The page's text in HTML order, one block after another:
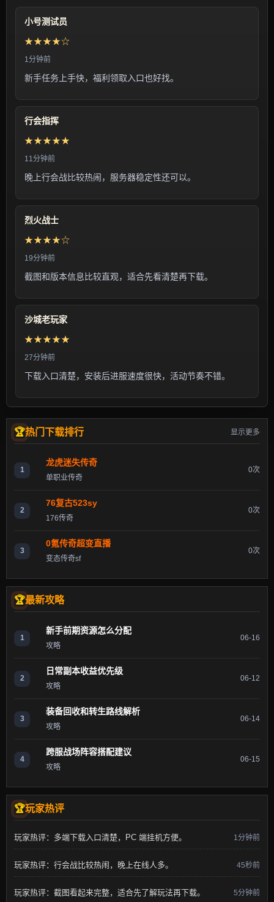
小号测试员
★★★★☆
1分钟前
新手任务上手快，福利领取入口也好找。
行会指挥
★★★★★
11分钟前
晚上行会战比较热闹，服务器稳定性还可以。
烈火战士
★★★★☆
19分钟前
截图和版本信息比较直观，适合先看清楚再下载。
沙城老玩家
★★★★★
27分钟前
下载入口清楚，安装后进服速度很快，活动节奏不错。
热门下载排行 显示更多
1
龙虎迷失传奇
单职业传奇
0次
2
76复古523sy
176传奇
0次
3
0氪传奇超变直播
变态传奇sf
0次
最新攻略
1
新手前期资源怎么分配
攻略
06-16
2
日常副本收益优先级
攻略
06-12
3
装备回收和转生路线解析
攻略
06-14
4
跨服战场阵容搭配建议
攻略
06-15
玩家热评
玩家热评：多端下载入口清楚，PC 端挂机方便。 1分钟前
玩家热评：行会战比较热闹，晚上在线人多。 45秒前
玩家热评：截图看起来完整，适合先了解玩法再下载。 5分钟前